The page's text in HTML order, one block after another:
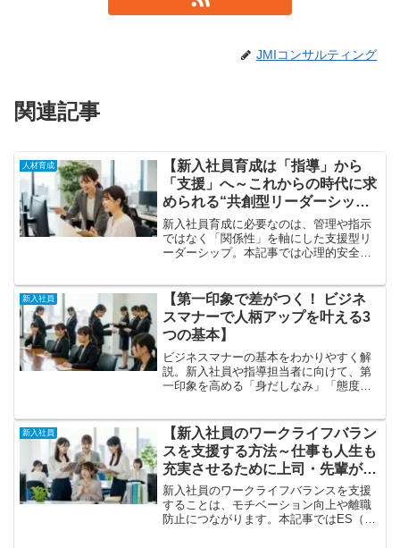
JMIコンサルティング
関連記事
人材育成
【新入社員育成は「指導」から
「支援」へ～これからの時代に求
められる“共創型リーダーシッ
プ”とは～】
新入社員育成に必要なのは、管理や指示
ではなく「関係性」を軸にした支援型リ
ーダーシップ。本記事では心理的安全
体的に解説。自律型人材を育てる実践ポ
イントが分かります。
新入社員
【第一印象で差がつく！ ビジネ
スマナーで人柄アップを叶える3
つの基本】
ビジネスマナーの基本をわかりやすく解
説。新入社員や指導担当者に向けて、第
一印象を高める「身だしなみ」「態度」
ながら実践的に紹介します。
新入社員
【新入社員のワークライフバラン
スを支援する方法～仕事も人生も
充実させるために上司・先輩がで
きること～】
新入社員のワークライフバランスを支援
することは、モチベーション向上や離職
防止につながります。本記事ではES（社